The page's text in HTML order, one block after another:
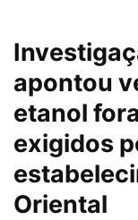
apontou
etanol
exigidos
Oriental